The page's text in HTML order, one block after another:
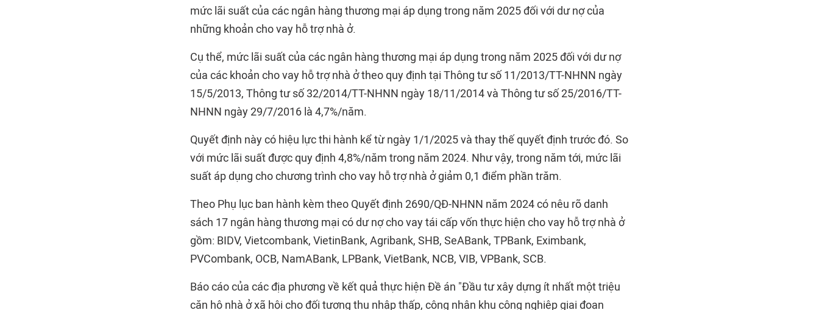
mức lãi suất của các ngân hàng thương mại áp dụng trong năm 2025 đối với dư nợ của
những khoản cho vay hỗ trợ nhà ở.
Cụ thể, mức lãi suất của các ngân hàng thương mại áp dụng trong năm 2025 đối với dư nợ
của các khoản cho vay hỗ trợ nhà ở theo quy định tại Thông tư số 11/2013/TT-NHNN ngày
15/5/2013, Thông tư số 32/2014/TT-NHNN ngày 18/11/2014 và Thông tư số 25/2016/TT-
NHNN ngày 29/7/2016 là 4,7%/năm.
Quyết định này có hiệu lực thi hành kể từ ngày 1/1/2025 và thay thế quyết định trước đó. So
với mức lãi suất được quy định 4,8%/năm trong năm 2024. Như vậy, trong năm tới, mức lãi
suất áp dụng cho chương trình cho vay hỗ trợ nhà ở giảm 0,1 điểm phần trăm.
Theo Phụ lục ban hành kèm theo Quyết định 2690/QĐ-NHNN năm 2024 có nêu rõ danh
sách 17 ngân hàng thương mại có dư nợ cho vay tái cấp vốn thực hiện cho vay hỗ trợ nhà ở
gồm: BIDV, Vietcombank, VietinBank, Agribank, SHB, SeABank, TPBank, Eximbank,
PVCombank, OCB, NamABank, LPBank, VietBank, NCB, VIB, VPBank, SCB.
Báo cáo của các địa phương về kết quả thực hiện Đề án "Đầu tư xây dựng ít nhất một triệu
căn hộ nhà ở xã hội cho đối tượng thu nhập thấp, công nhân khu công nghiệp giai đoạn